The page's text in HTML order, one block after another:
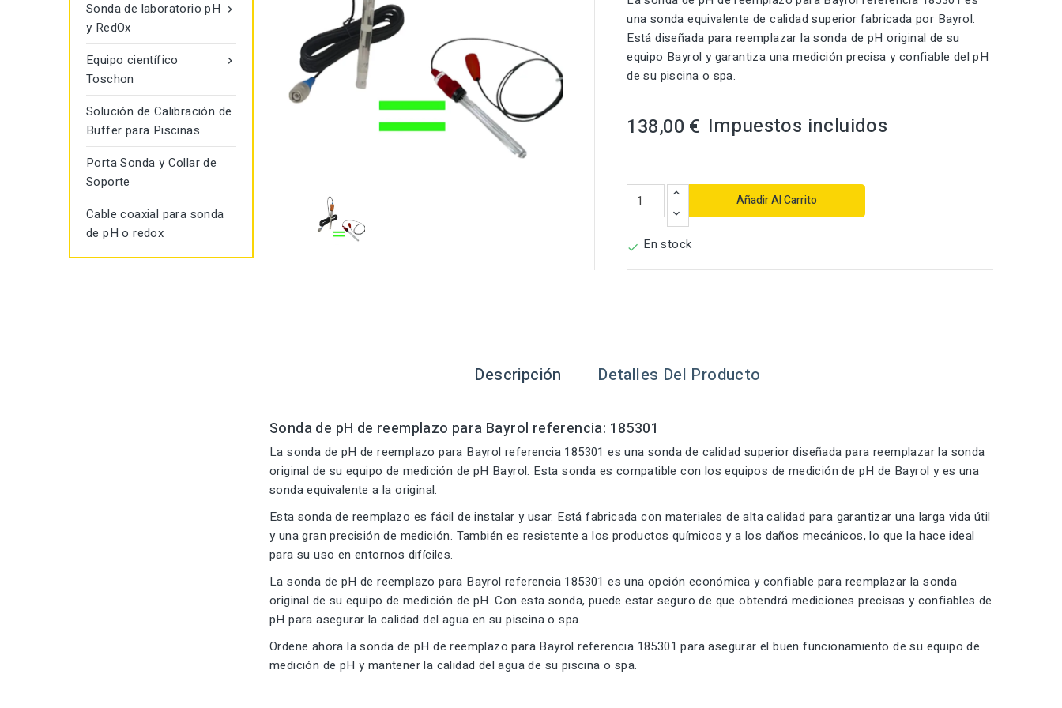

Sonda de laboratorio pH
y RedOx

Equipo científico
Toschon
Solución de Calibración de
Buffer para Piscinas
Porta Sonda y Collar de
Soporte
Cable coaxial para sonda
de pH o redox
una sonda equivalente de calidad superior fabricada por Bayrol.
Está diseñada para reemplazar la sonda de pH original de su
equipo Bayrol y garantiza una medición precisa y confiable del pH
de su piscina o spa.
138,00 € Impuestos incluidos
Añadir Al Carrito
 En stock
Descripción Detalles Del Producto
Sonda de pH de reemplazo para Bayrol referencia: 185301
La sonda de pH de reemplazo para Bayrol referencia 185301 es una sonda de calidad superior diseñada para reemplazar la sonda
original de su equipo de medición de pH Bayrol. Esta sonda es compatible con los equipos de medición de pH de Bayrol y es una
sonda equivalente a la original.
Esta sonda de reemplazo es fácil de instalar y usar. Está fabricada con materiales de alta calidad para garantizar una larga vida útil
y una gran precisión de medición. También es resistente a los productos químicos y a los daños mecánicos, lo que la hace ideal
para su uso en entornos difíciles.
La sonda de pH de reemplazo para Bayrol referencia 185301 es una opción económica y confiable para reemplazar la sonda
original de su equipo de medición de pH. Con esta sonda, puede estar seguro de que obtendrá mediciones precisas y confiables de
pH para asegurar la calidad del agua en su piscina o spa.
Ordene ahora la sonda de pH de reemplazo para Bayrol referencia 185301 para asegurar el buen funcionamiento de su equipo de
medición de pH y mantener la calidad del agua de su piscina o spa.